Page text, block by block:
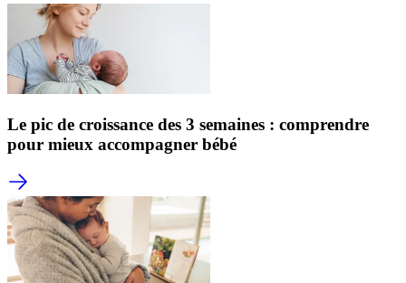
Le pic de croissance des 3 semaines : comprendre
pour mieux accompagner bébé